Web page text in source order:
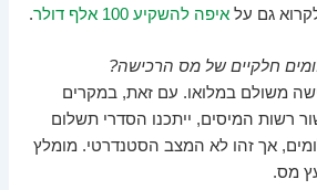
גם עלאיפה להשקיע 100 אלף דולר .
חלקיים של מס הרכישה?
משולם במלואו. עם זאת, במקרים
רשות המיסים, ייתכנו הסדרי תשלום
אך זהו לא המצב הסטנדרטי. מומלץ
מס.